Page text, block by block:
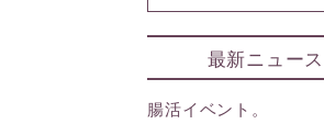
最新ニュース
腸活イベント。